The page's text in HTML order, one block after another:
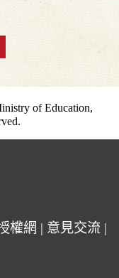
of Education,
權網 | 意見交流 |